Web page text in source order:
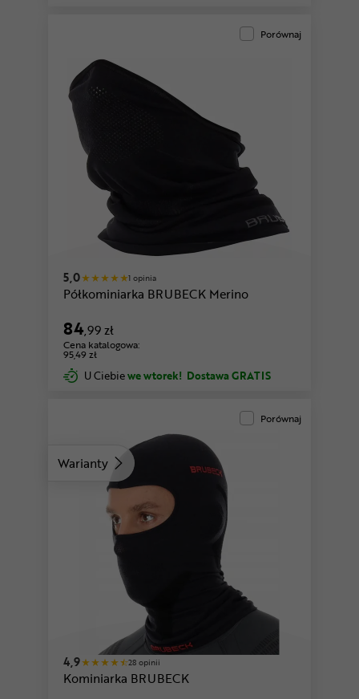
Porównaj
5,0 1 opinia
Półkominiarka BRUBECK Merino
84,99 zł
Cena katalogowa:
95,49 zł
U Ciebiewe wtorek! Dostawa GRATIS
Warianty
Porównaj
4,9 28 opinii
Kominiarka BRUBECK